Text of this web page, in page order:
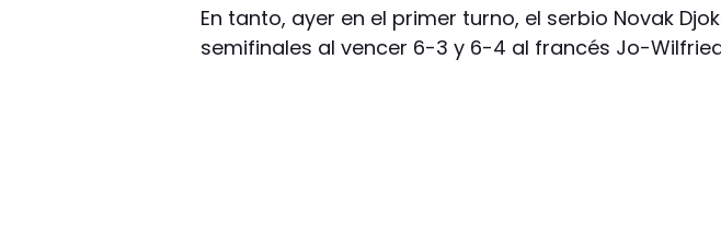
En tanto, ayer en el primer turno, el serbio Novak
semifinales al vencer 6-3 y 6-4 al francés Jo-